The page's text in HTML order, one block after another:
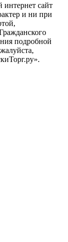
сайт
и ни при
подробной